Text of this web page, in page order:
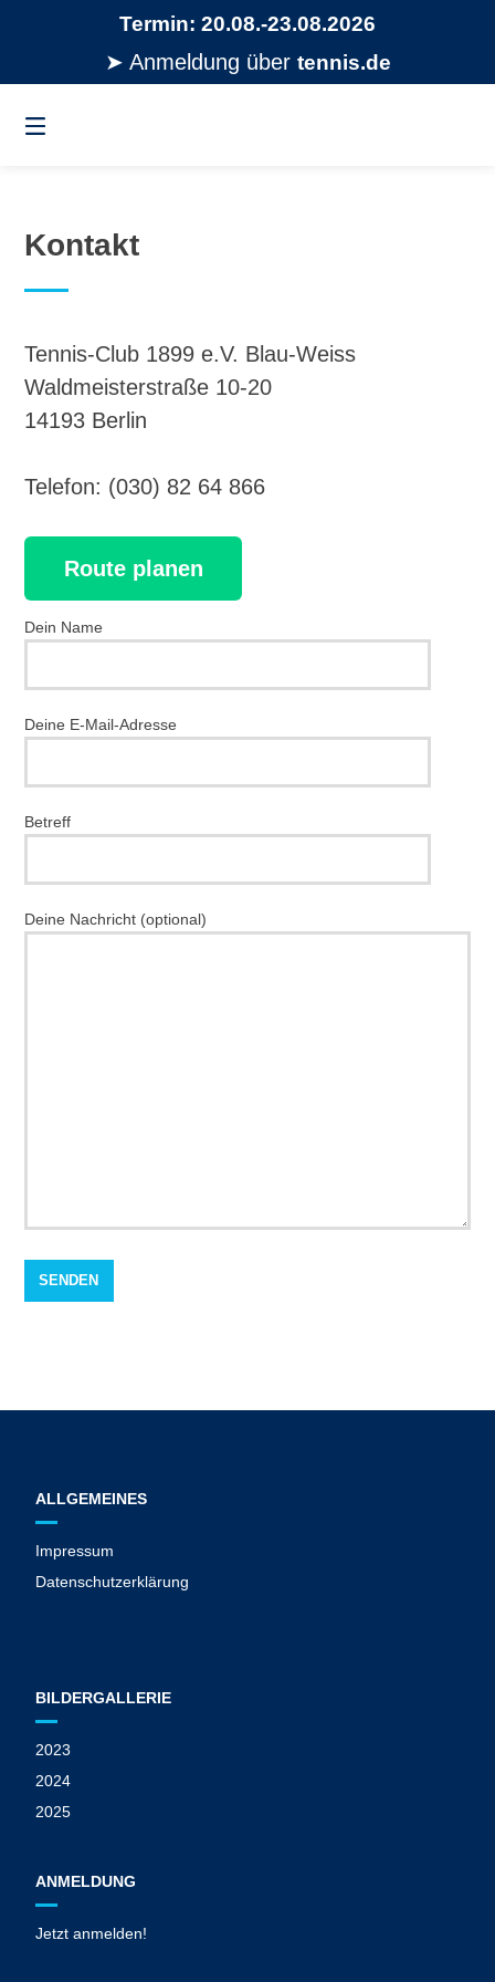
Termin: 20.08.-23.08.2026
➤ Anmeldung über tennis.de
Kontakt
Tennis-Club 1899 e.V. Blau-Weiss
Waldmeisterstraße 10-20
14193 Berlin
Telefon: (030) 82 64 866
Route planen
Dein Name
Deine E-Mail-Adresse
Betreff
Deine Nachricht (optional)
ALLGEMEINES
Impressum
Datenschutzerklärung
BILDERGALLERIE
2023
2024
2025
ANMELDUNG
Jetzt anmelden!